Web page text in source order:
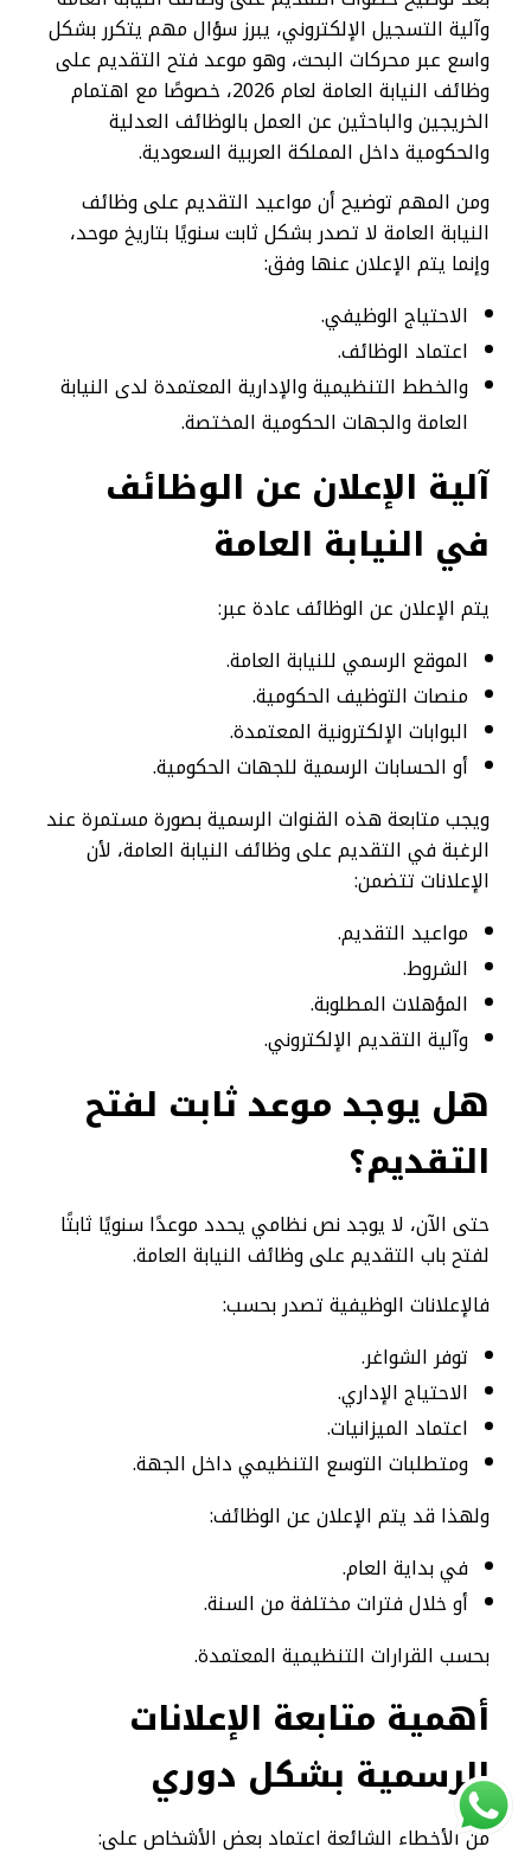
وآلية التسجيل الإلكتروني، يبرز سؤال مهم يتكرر بشكل
واسع عبر محركات البحث، وهو موعد فتح التقديم على
وظائف النيابة العامة لعام 2026، خصوصًا مع اهتمام
الخريجين والباحثين عن العمل بالوظائف العدلية
والحكومية داخل المملكة العربية السعودية.
ومن المهم توضيح أن مواعيد التقديم على وظائف
النيابة العامة لا تصدر بشكل ثابت سنويًا بتاريخ موحد،
وإنما يتم الإعلان عنها وفق:
الاحتياج الوظيفي.
اعتماد الوظائف.
والخطط التنظيمية والإدارية المعتمدة لدى النيابة
العامة والجهات الحكومية المختصة.
آلية الإعلان عن الوظائف
في النيابة العامة
يتم الإعلان عن الوظائف عادة عبر:
الموقع الرسمي للنيابة العامة.
منصات التوظيف الحكومية.
البوابات الإلكترونية المعتمدة.
أو الحسابات الرسمية للجهات الحكومية.
ويجب متابعة هذه القنوات الرسمية بصورة مستمرة عند
الرغبة في التقديم على وظائف النيابة العامة، لأن
الإعلانات تتضمن:
مواعيد التقديم.
الشروط.
المؤهلات المطلوبة.
وآلية التقديم الإلكتروني.
هل يوجد موعد ثابت لفتح
التقديم؟
حتى الآن، لا يوجد نص نظامي يحدد موعدًا سنويًا ثابتًا
لفتح باب التقديم على وظائف النيابة العامة.
فالإعلانات الوظيفية تصدر بحسب:
توفر الشواغر.
الاحتياج الإداري.
اعتماد الميزانيات.
ومتطلبات التوسع التنظيمي داخل الجهة.
ولهذا قد يتم الإعلان عن الوظائف:
في بداية العام.
أو خلال فترات مختلفة من السنة.
بحسب القرارات التنظيمية المعتمدة.
أهمية متابعة الإعلانات
الرسمية بشكل دوري
من الأخطاء الشائعة اعتماد بعض الأشخاص على: